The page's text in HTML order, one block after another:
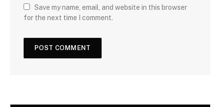
Save my name, email, and website in this browser
for the next time I comment.